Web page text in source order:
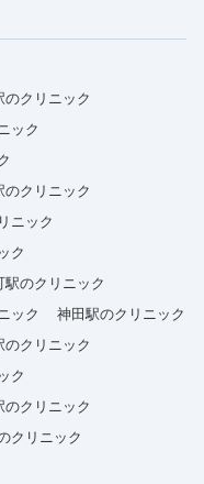
のクリニック
ック
のクリニック
ニック
ク
駅のクリニック
ック
神田駅のクリニック
のクリニック
ク
のクリニック
クリニック